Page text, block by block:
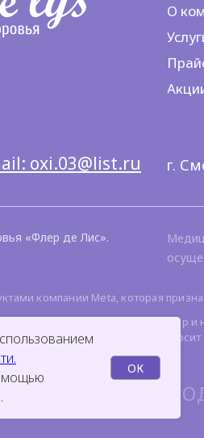
ОК
компании Meta, которая
информационный характер
Информация о ценах
у специалистов.
«Флер де Лис».
г.
oxi.03@list.ru
О